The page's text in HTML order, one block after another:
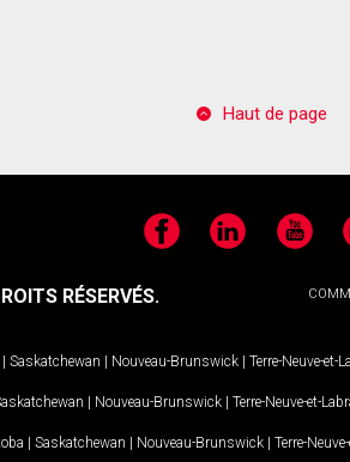
Haut de page
FacebookLinkedIn YouTube
RÉSERVÉS.
Saskatchewan Nouveau-Brunswick Terre-Neuve-et-
Nouveau-Brunswick Terre-Neuve-et-
Saskatchewan Nouveau-Brunswick Terre-